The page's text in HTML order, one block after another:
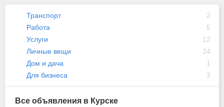
Транспорт
2
Работа
5
Услуги
12
Личные вещи
24
Дом и дача
1
Для бизнеса
3
Все объявления в Курске